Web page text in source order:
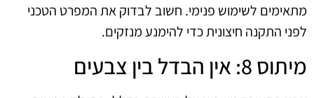
מתאימים לשימוש פנימי. חשוב לבדוק את המפרט הטכני
לפני התקנה חיצונית כדי להימנע מנזקים.
מיתוס 8: אין הבדל בין צבעים